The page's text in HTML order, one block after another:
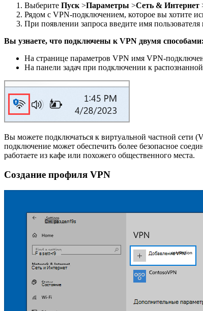
Выберите Пуск >Параметры >Сеть & Интернет
Рядом с VPN-подключением, которое вы хотите
При появлении запроса введите имя
Вы узнаете, что подключены к VPN двумя способами:
На странице параметров VPN имя VPN-
На панели задач при подключении к
Вы можете подключаться к виртуальной частной сети
подключение может обеспечить более безопасное
работаете из кафе или похожего общественного места.
Создание профиля VPN